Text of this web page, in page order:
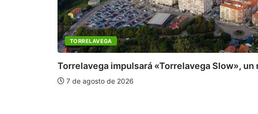
TORRELAVEGA
Torrelavega impulsará «Torrelavega Slow», un
7 de agosto de 2026